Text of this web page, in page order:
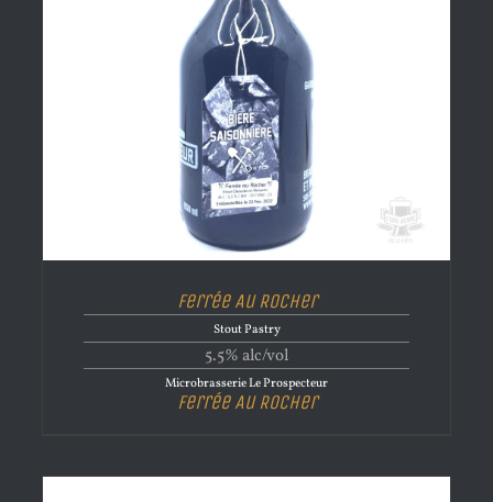
Ferrée Au Rocher
Stout Pastry
5.5% alc/vol
Microbrasserie Le Prospecteur
Ferrée Au Rocher